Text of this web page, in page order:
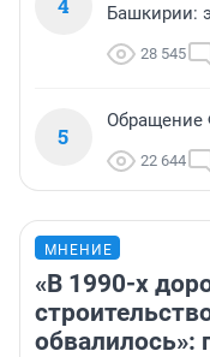
Башкирии:
28 545
5
Обращение
22 644
МНЕНИЕ
«В 1990-х
обвалилось»: